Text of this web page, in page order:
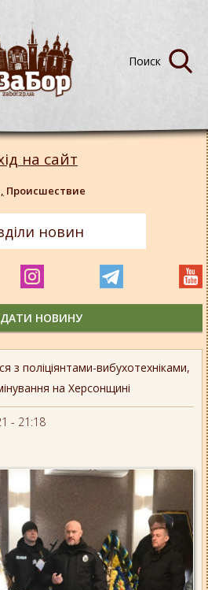
з поліціянтами-вибухотехніками,
на Херсонщині
- 21:18
на сайт
, Происшествие
новин
НОВИНУ